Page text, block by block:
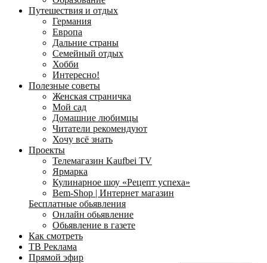
Путешествия и отдых
Германия
Европа
Дальние страны
Семейный отдых
Хобби
Интересно!
Полезные советы
Женская страничка
Мой сад
Домашние любимцы
Читатели рекомендуют
Хочу всё знать
Проекты
Телемагазин Kaufbei TV
Ярмарка
Кулинарное шоу «Рецепт успеха»
Bem-Shop | Интернет магазин
Бесплатные обьявления
Онлайн обьявление
Обьявление в газете
Как смотреть
ТВ Реклама
Прямой эфир